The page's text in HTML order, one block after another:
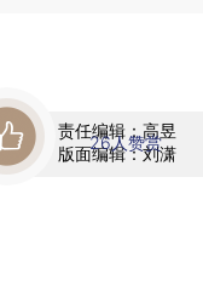
责任编辑：高昱
版面编辑：刘潇
26人赞赏